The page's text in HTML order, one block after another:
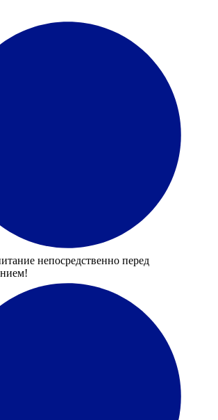
непосредственно перед